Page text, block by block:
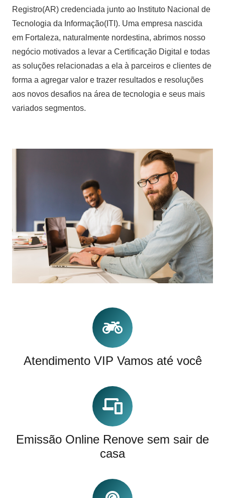
Registro(AR) credenciada junto ao Instituto Nacional de
Tecnologia da Informação(ITI). Uma empresa nascida
em Fortaleza, naturalmente nordestina, abrimos nosso
negócio motivados a levar a Certificação Digital e todas
as soluções relacionadas a ela à parceiros e clientes de
forma a agregar valor e trazer resultados e resoluções
aos novos desafios na área de tecnologia e seus mais
variados segmentos.
Atendimento VIP Vamos até você
Emissão Online Renove sem sair de
casa